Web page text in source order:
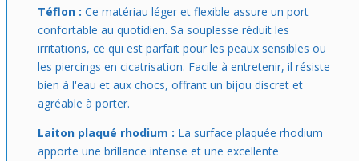
Téflon : Ce matériau léger et flexible assure un port
confortable au quotidien. Sa souplesse réduit les
irritations, ce qui est parfait pour les peaux sensibles ou
les piercings en cicatrisation. Facile à entretenir, il résiste
bien à l'eau et aux chocs, offrant un bijou discret et
agréable à porter.
Laiton plaqué rhodium : La surface plaquée rhodium
apporte une brillance intense et une excellente